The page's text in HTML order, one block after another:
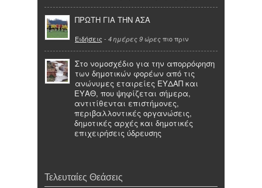
ΠΡΩΤΗ ΓΙΑ ΤΗΝ ΑΣΑ
Ειδήσεις - 4 ημέρες 9 ώρες πιο πριν
Στο νομοσχέδιο για την απορρόφηση
των δημοτικών φορέων από τις
ανώνυμες εταιρείες ΕΥΔΑΠ και
ΕΥΑΘ, που ψηφίζεται σήμερα,
αντιτίθενται επιστήμονες,
περιβαλλοντικές οργανώσεις,
δημοτικές αρχές και δημοτικές
επιχειρήσεις ύδρευσης
Τελευταίες Θεάσεις